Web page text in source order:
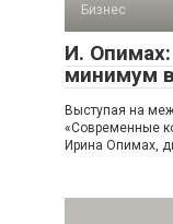
Бизнес
И.
минимум
Выступая на
«Современные
Ирина Опимах,